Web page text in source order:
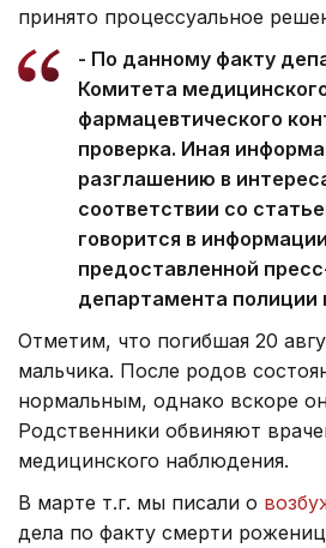
принято процессуальное
- По данному факту
Комитета
фармацевтического
проверка. Иная
разглашению в
соответствии со
говорится в
предоставленной
департамента
Отметим, что погибшая 20
мальчика. После родов
нормальным, однако вскоре
Родственники обвиняют
медицинского наблюдения.
В марте т.г. мы писали о
дела по факту смерти